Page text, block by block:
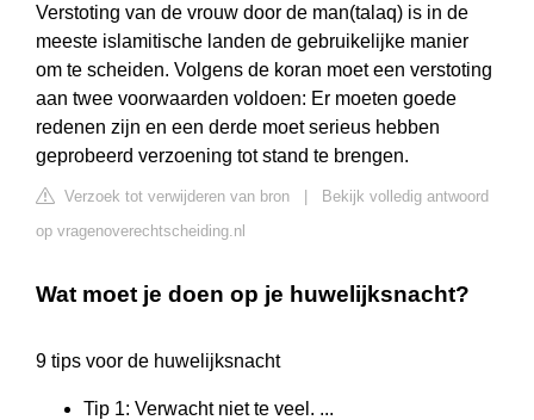
Verstoting van de vrouw door de man(talaq) is in de
meeste islamitische landen de gebruikelijke manier
om te scheiden. Volgens de koran moet een verstoting
aan twee voorwaarden voldoen: Er moeten goede
redenen zijn en een derde moet serieus hebben
geprobeerd verzoening tot stand te brengen.
Verzoek tot verwijderen van bron | Bekijk volledig antwoord
op vragenoverechtscheiding.nl
Wat moet je doen op je huwelijksnacht?
9 tips voor de huwelijksnacht
Tip 1: Verwacht niet te veel. ...